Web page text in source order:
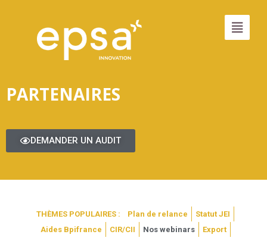
PARTENAIRES
DEMANDER UN AUDIT
THÈMES POPULAIRES : Plan de relance
Statut JEI
Aides Bpifrance
CIR/CII Nos webinars Export